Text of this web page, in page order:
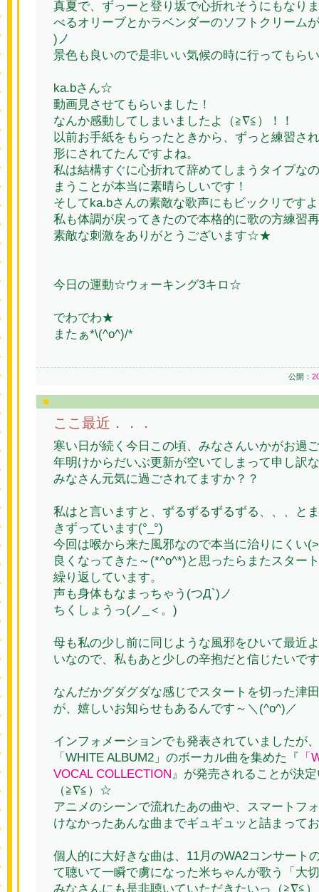
真夏で、ずっーと登り坂で心折れそうにもなり
べるオリーブとかラベンダーのソフトクリーム
)ノ
景色も良いので是非いい気候の時に行ってもら
ka.bさん☆
動画見させてもらいました！
なんか感動してしまいましたよ（≧∇≦）！！
以前お手紙をもらったときから、ずっと練習さ
形にされてたんですよね。
私は結構すぐに心折れて辞めてしまうタイプな
まうことが本当に素晴らしいです！
そしてka.bさんの素敵な歌声にもビックリです
私も体調が戻ってきたので本格的に歌の方練習
素敵な刺激をありがとうございます☆★
今日の運動☆ウォーキング3キロ☆
でわでわ★
またぁ*\(^o^)/*
公開：
ここ最近．．．
寒い日が続く今日この頃、みなさんいかがお過
年明けからだいぶ更新が空いてしまって申し訳
みなさん元気に過ごされてますか？？
私はと言いますと、ずるずるずるずる、、、と
きずっています(°_°)
今回は喉から来た風邪なので本当に治りにくい
良くなってきた～(*^o^*)と思ったらまたスター
繰り返しています。
声も身体もなまっちゃう(つД`)ノ
ちくしょうっ(ノ_＜。)
母も私の少し前に同じような風邪をひいて最近
いなので、私もあと少しの辛抱だと信じたいで
なんだかグダグダな感じでスタートを切った津
が、嬉しいお知らせもあるんです～＼(^o^)／
インフォメーションでも発表されていましたが
「WHITE ALBUM2」のボーカル曲を集めた『
VOCAL COLLECTION』が発売されることが決
（≧∇≦）☆
アニメのシーンで流れたあの曲や、スマートフ
けなかったあんな曲までギュギュッと詰まっ
個人的に大好きな曲は、11月のWA2コンサート
て聴いて一瞬で虜になった米ちゃんが歌う「大
みなさんにも是非聴いていただきたいっ（≧∇≦）